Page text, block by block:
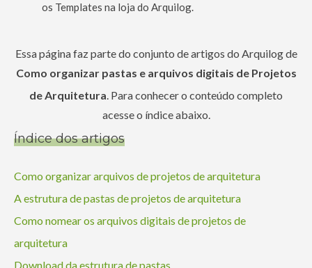
os Templates na loja do Arquilog.
Essa página faz parte do conjunto de artigos do Arquilog de
Como organizar pastas e arquivos digitais de Projetos
de Arquitetura. Para conhecer o conteúdo completo
acesse o índice abaixo.
Índice dos artigos
Como organizar arquivos de projetos de arquitetura
A estrutura de pastas de projetos de arquitetura
Como nomear os arquivos digitais de projetos de
arquitetura
Download da estrutura de pastas